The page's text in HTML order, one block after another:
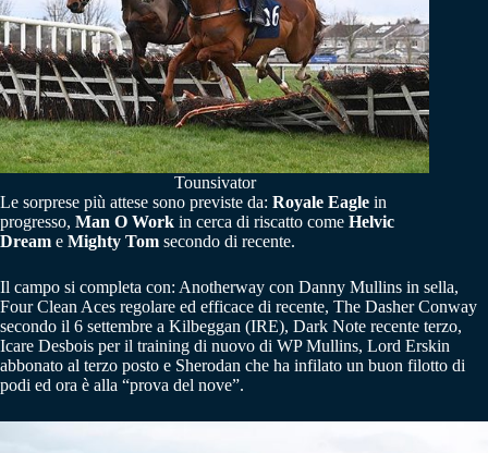
Tounsivator
Le sorprese più attese sono previste da: Royale Eagle in
progresso, Man O Work in cerca di riscatto come Helvic
Dream e Mighty Tom secondo di recente.
Il campo si completa con: Anotherway con Danny Mullins in sella,
Four Clean Aces regolare ed efficace di recente, The Dasher Conway
secondo il 6 settembre a Kilbeggan (IRE), Dark Note recente terzo,
Icare Desbois per il training di nuovo di WP Mullins, Lord Erskin
abbonato al terzo posto e Sherodan che ha infilato un buon filotto di
podi ed ora è alla “prova del nove”.